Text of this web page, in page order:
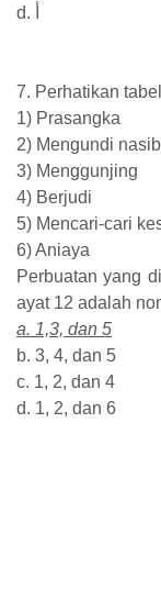
7. Perhatikan
1) Prasangka
2) Mengundi nasib
3) Menggunjing
4) Berjudi
5) Mencari-cari
6) Aniaya
Perbuatan yang
ayat 12 adalah
a. 1,3, dan 5
b. 3, 4, dan 5
c. 1, 2, dan 4
d. 1, 2, dan 6